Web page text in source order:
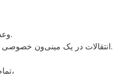
. 6 وعده غذا: 2 صبحانه، 2 ناهار و 2 شام.
. انتقالات در یک مینی‌ون خصوصی به طور کامل هوشمند و غیرسیگاری.
. تمام مالیات‌ها، هزینه‌های ورودی و موزه،